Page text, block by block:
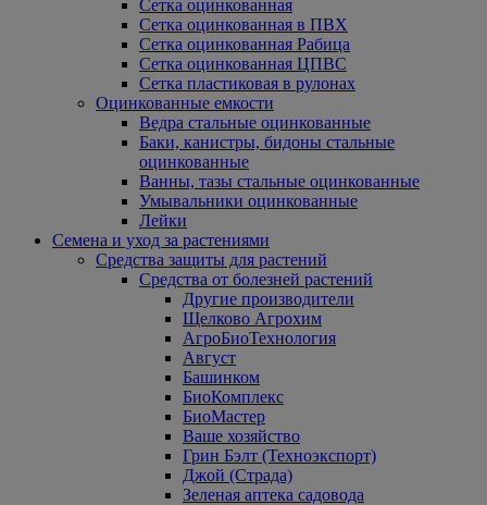
Сетка оцинкованная
Сетка оцинкованная в ПВХ
Сетка оцинкованная Рабица
Сетка оцинкованная ЦПВС
Сетка пластиковая в рулонах
Оцинкованные емкости
Ведра стальные оцинкованные
Баки, канистры, бидоны стальные
оцинкованные
Ванны, тазы стальные оцинкованные
Умывальники оцинкованные
Лейки
Семена и уход за растениями
Средства защиты для растений
Средства от болезней растений
Другие производители
Щелково Агрохим
АгроБиоТехнология
Август
Башинком
БиоКомплекс
БиоМастер
Ваше хозяйство
Грин Бэлт (Техноэкспорт)
Джой (Страда)
Зеленая аптека садовода